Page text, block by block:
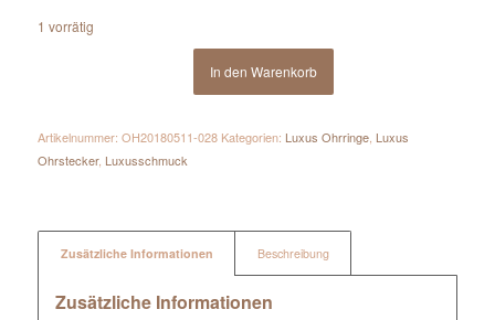
1 vorrätig
In den Warenkorb
Artikelnummer: OH20180511-028 Kategorien: Luxus Ohrringe, Luxus
Ohrstecker, Luxusschmuck
Zusätzliche Informationen Beschreibung
Zusätzliche Informationen